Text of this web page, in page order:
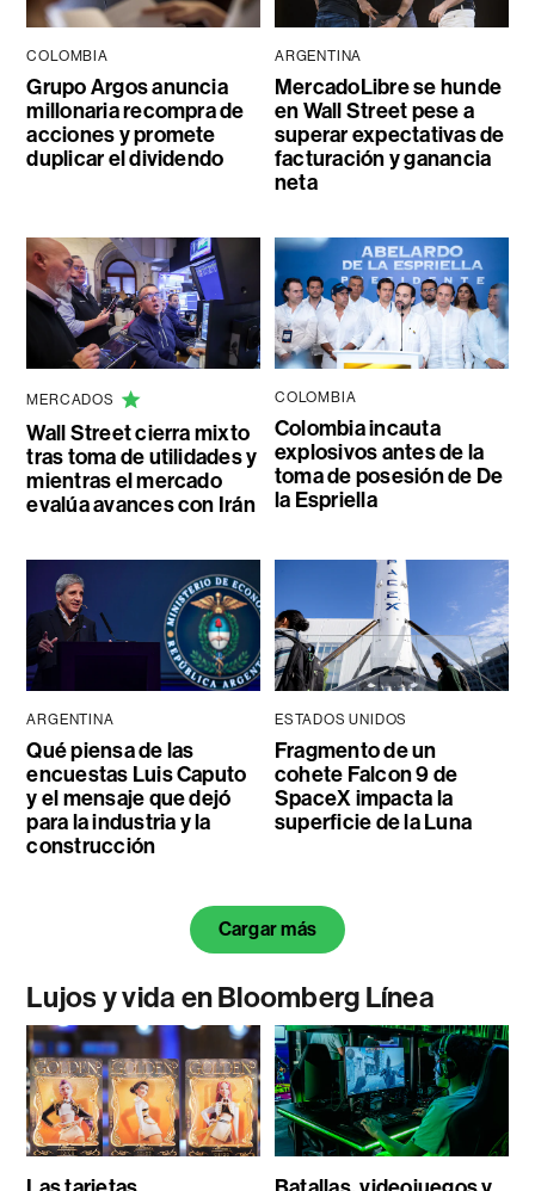
COLOMBIA
Grupo Argos anuncia
millonaria recompra de
acciones y promete
duplicar el dividendo
ARGENTINA
MercadoLibre se hunde
en Wall Street pese a
superar expectativas de
facturación y ganancia
neta
MERCADOS
Wall Street cierra mixto
tras toma de utilidades y
mientras el mercado
evalúa avances con Irán
COLOMBIA
Colombia incauta
explosivos antes de la
toma de posesión de De
la Espriella
ARGENTINA
Qué piensa de las
encuestas Luis Caputo
y el mensaje que dejó
para la industria y la
construcción
ESTADOS UNIDOS
Fragmento de un
cohete Falcon 9 de
SpaceX impacta la
superficie de la Luna
Cargar más
Lujos y vida en Bloomberg Línea